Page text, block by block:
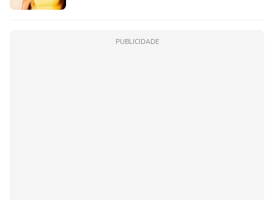
PUBLICIDADE